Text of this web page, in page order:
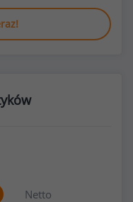
Netto